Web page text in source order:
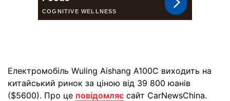
Електромобіль Wuling Aishang A100C виходить на
китайський ринок за ціною від 39 800 юанів
($5600). Про це повідомляє сайт CarNewsChina.